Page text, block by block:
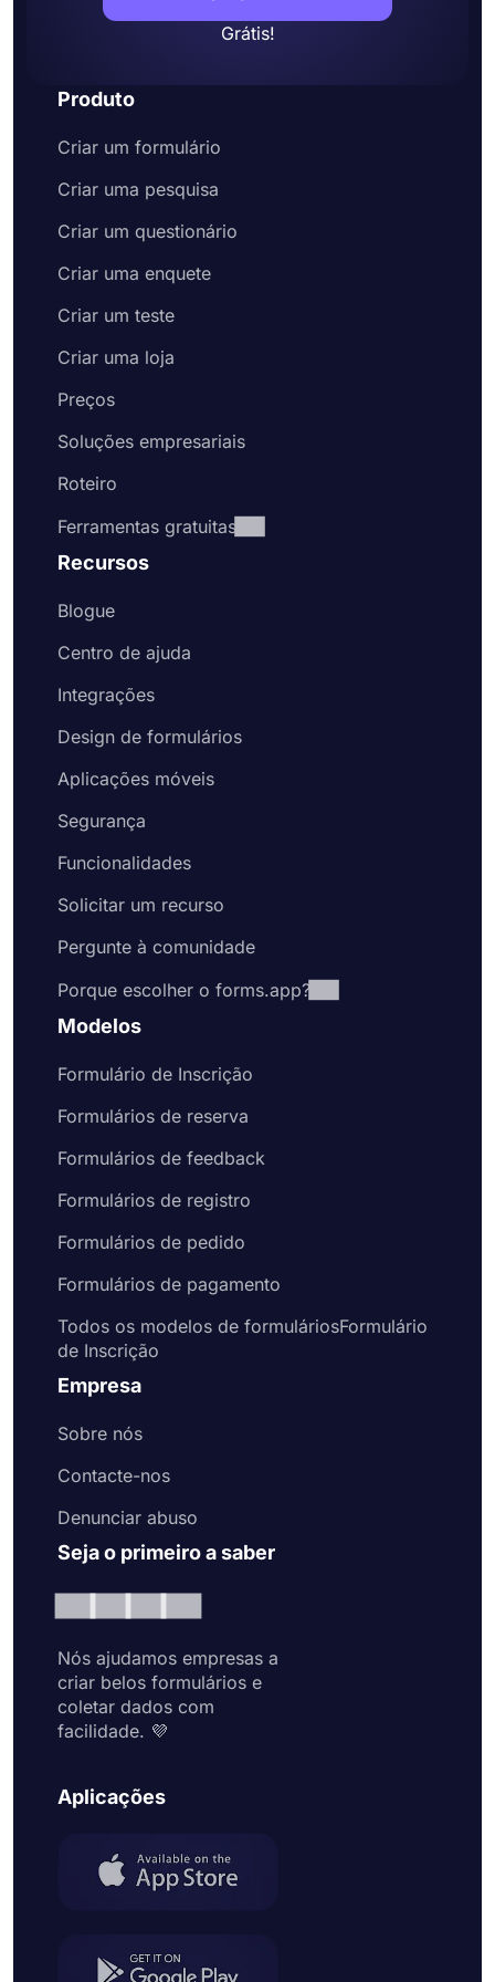
Grátis!
Produto
Criar um formulário
Criar uma pesquisa
Criar um questionário
Criar uma enquete
Criar um teste
Criar uma loja
Preços
Soluções empresariais
Roteiro
Ferramentas gratuitas
Recursos
Blogue
Centro de ajuda
Integrações
Design de formulários
Aplicações móveis
Segurança
Funcionalidades
Solicitar um recurso
Pergunte à comunidade
Porque escolher o forms.app?
Modelos
Formulário de Inscrição
Formulários de reserva
Formulários de feedback
Formulários de registro
Formulários de pedido
Formulários de pagamento
Todos os modelos de formuláriosFormulário
de Inscrição
Empresa
Sobre nós
Contacte-nos
Denunciar abuso
Seja o primeiro a saber
Nós ajudamos empresas a
criar belos formulários e
coletar dados com
facilidade. 💜
Aplicações